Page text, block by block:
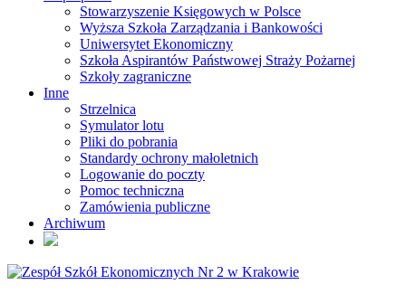
Stowarzyszenie Księgowych w Polsce
Wyższa Szkoła Zarządzania i Bankowości
Uniwersytet Ekonomiczny
Szkoła Aspirantów Państwowej Straży Pożarnej
Szkoły zagraniczne
Inne
Strzelnica
Symulator lotu
Pliki do pobrania
Standardy ochrony małoletnich
Logowanie do poczty
Pomoc techniczna
Zamówienia publiczne
Archiwum